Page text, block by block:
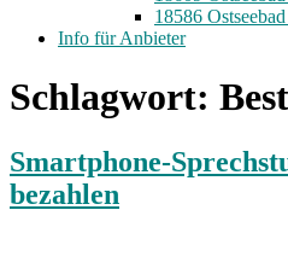
18586
Info für Anbieter
Schlagwort:
Smartphone-
bezahlen